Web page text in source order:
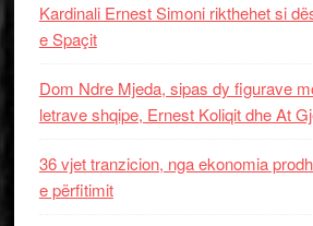
Kardinali Ernest Simoni rikthehet si
e Spaçit
Dom Ndre Mjeda, sipas dy figurave
letrave shqipe, Ernest Koliqit dhe At
36 vjet tranzicion, nga ekonomia
e përfitimit